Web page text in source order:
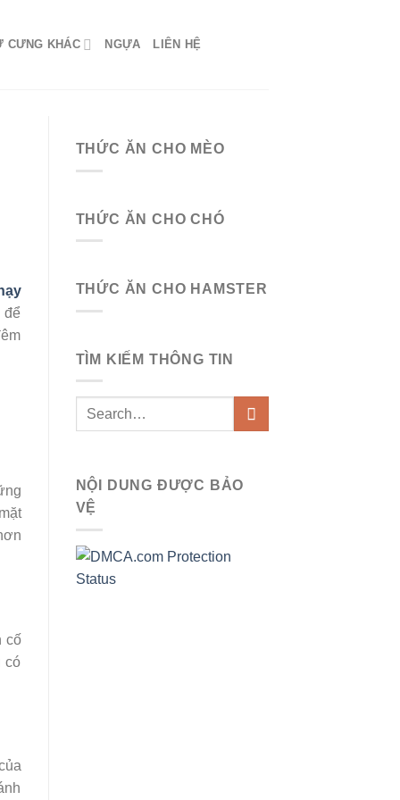
CƯNG KHÁC NGỰA LIÊN HỆ
để
cố
có
THỨC ĂN CHO MÈO
THỨC ĂN CHO CHÓ
THỨC ĂN CHO HAMSTER
TÌM KIẾM THÔNG TIN
NỘI DUNG ĐƯỢC BẢO
VỆ